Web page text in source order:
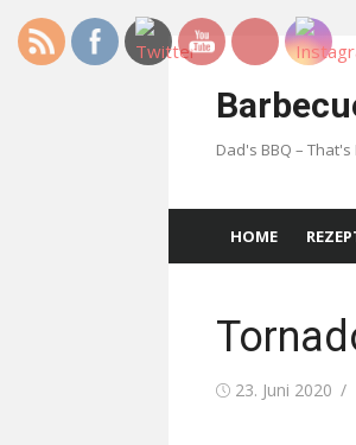
Skip
Dad's BBQ – That's
HOME
Posted
23. Juni 2020